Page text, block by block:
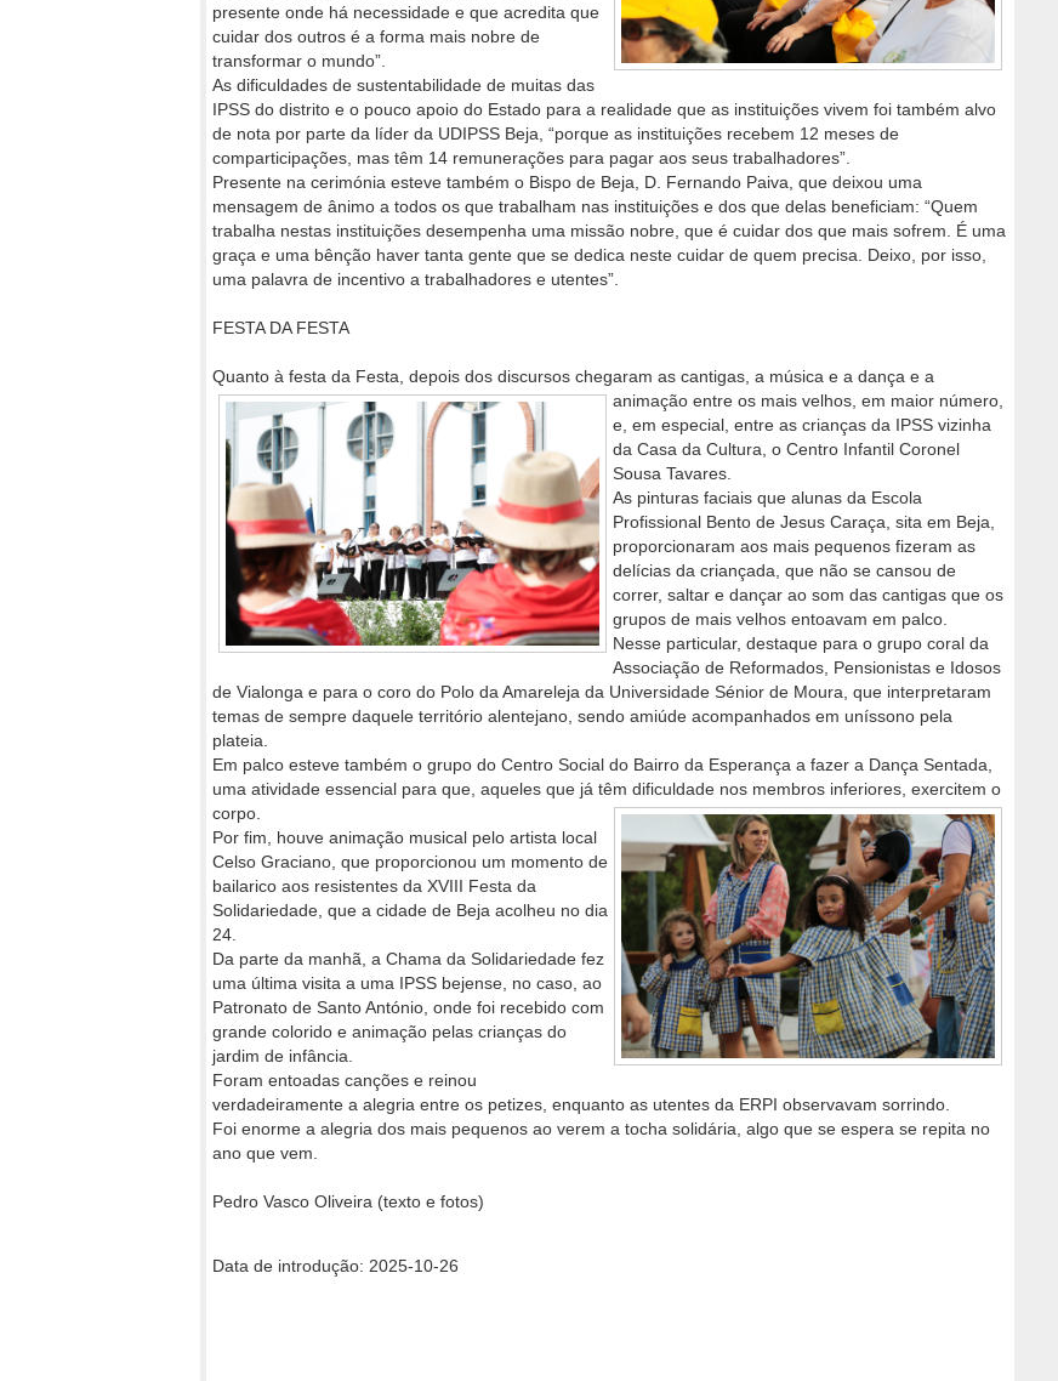
presente onde há necessidade e que acredita que
cuidar dos outros é a forma mais nobre de
transformar o mundo”.
As dificuldades de sustentabilidade de muitas das
IPSS do distrito e o pouco apoio do Estado para a realidade que as instituições vivem foi também alvo
de nota por parte da líder da UDIPSS Beja, “porque as instituições recebem 12 meses de
comparticipações, mas têm 14 remunerações para pagar aos seus trabalhadores”.
Presente na cerimónia esteve também o Bispo de Beja, D. Fernando Paiva, que deixou uma
mensagem de ânimo a todos os que trabalham nas instituições e dos que delas beneficiam: “Quem
trabalha nestas instituições desempenha uma missão nobre, que é cuidar dos que mais sofrem. É uma
graça e uma bênção haver tanta gente que se dedica neste cuidar de quem precisa. Deixo, por isso,
uma palavra de incentivo a trabalhadores e utentes”.
FESTA DA FESTA
Quanto à festa da Festa, depois dos discursos chegaram as cantigas, a música e a dança e a
animação entre os mais velhos, em maior número,
e, em especial, entre as crianças da IPSS vizinha
da Casa da Cultura, o Centro Infantil Coronel
Sousa Tavares.
As pinturas faciais que alunas da Escola
Profissional Bento de Jesus Caraça, sita em Beja,
proporcionaram aos mais pequenos fizeram as
delícias da criançada, que não se cansou de
correr, saltar e dançar ao som das cantigas que os
grupos de mais velhos entoavam em palco.
Nesse particular, destaque para o grupo coral da
Associação de Reformados, Pensionistas e Idosos
de Vialonga e para o coro do Polo da Amareleja da Universidade Sénior de Moura, que interpretaram
temas de sempre daquele território alentejano, sendo amiúde acompanhados em uníssono pela
plateia.
Em palco esteve também o grupo do Centro Social do Bairro da Esperança a fazer a Dança Sentada,
uma atividade essencial para que, aqueles que já têm dificuldade nos membros inferiores, exercitem o
corpo.
Por fim, houve animação musical pelo artista local
Celso Graciano, que proporcionou um momento de
bailarico aos resistentes da XVIII Festa da
Solidariedade, que a cidade de Beja acolheu no dia
24.
Da parte da manhã, a Chama da Solidariedade fez
uma última visita a uma IPSS bejense, no caso, ao
Patronato de Santo António, onde foi recebido com
grande colorido e animação pelas crianças do
jardim de infância.
Foram entoadas canções e reinou
verdadeiramente a alegria entre os petizes, enquanto as utentes da ERPI observavam sorrindo.
Foi enorme a alegria dos mais pequenos ao verem a tocha solidária, algo que se espera se repita no
ano que vem.
Pedro Vasco Oliveira (texto e fotos)
Data de introdução: 2025-10-26